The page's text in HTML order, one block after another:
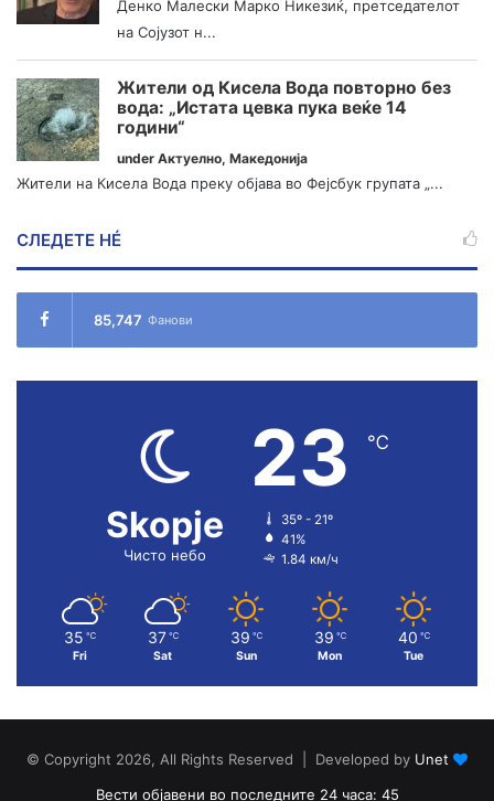
Денко Малески Марко Никезиќ, претседателот
на Сојузот н...
Жители од Кисела Вода повторно без
вода: „Истата цевка пука веќе 14
години“
under Актуелно, Македонија
Жители на Кисела Вода преку објава во Фејсбук групата „...
СЛЕДЕТЕ НÉ
85,747 Фанови
Skopje
Чисто небо
23 ℃
35º - 21º
41%
1.84 км/ч
35 ℃
Fri
37 ℃
Sat
39 ℃
Sun
39 ℃
Mon
40 ℃
Tue
© Copyright 2026, All Rights Reserved | Developed by Unet
Вести објавени во последните 24 часа: 45